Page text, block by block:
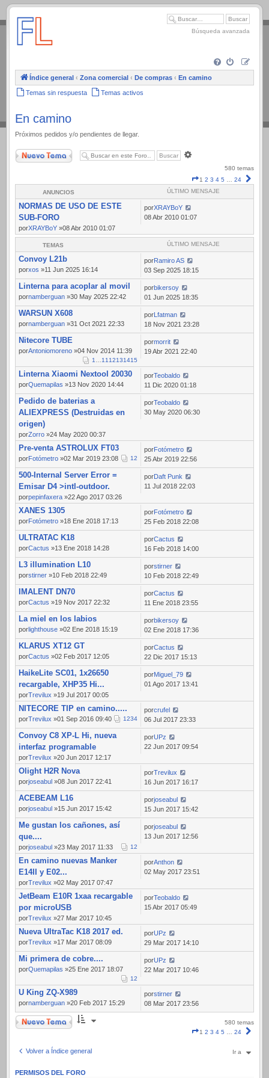
.
Búsqueda avanzada
Índice general ‹ Zona comercial ‹ De compras ‹ En camino
Temas sin respuesta Temas activos
En camino
Próximos pedidos y/o pendientes de llegar.
Nuevo Tema
580 temas
Página
1
1 2 3 4 5 … 24
ANUNCIOS ÚLTIMO MENSAJE
NORMAS DE USO DE ESTE
SUB-FORO
porXRAYBoY »08 Abr 2010 01:07
porXRAYBoY
08 Abr 2010 01:07
TEMAS ÚLTIMO MENSAJE
Convoy L21b
porxos »11 Jun 2025 16:14
porRamiro AS
03 Sep 2025 18:15
Linterna para acoplar al movil
pornamberguan »30 May 2025 22:42
porbikersoy
01 Jun 2025 18:35
WARSUN X608
pornamberguan »31 Oct 2021 22:33
por Lfatman
18 Nov 2021 23:28
Nitecore TUBE
porAntoniomoreno »04 Nov 2014 11:39
1…1112131415
pormorrit
19 Abr 2021 22:40
Linterna Xiaomi Nextool 20030
porQuemapilas »13 Nov 2020 14:44
porTeobaldo
11 Dic 2020 01:18
Pedido de baterias a
ALIEXPRESS (Destruidas en
origen)
porZorro »24 May 2020 00:37
porTeobaldo
30 May 2020 06:30
Pre-venta ASTROLUX FT03
porFotómetro »02 Mar 2019 23:08 12
porFotómetro
25 Abr 2019 22:56
500-Internal Server Error =
Emisar D4 >intl-outdoor.
porpepinfaxera »22 Ago 2017 03:26
porDaft Punk
11 Jul 2018 22:03
XANES 1305
porFotómetro »18 Ene 2018 17:13
porFotómetro
25 Feb 2018 22:08
ULTRATAC K18
porCactus »13 Ene 2018 14:28
porCactus
16 Feb 2018 14:00
L3 illumination L10
porstirner »10 Feb 2018 22:49
porstirner
10 Feb 2018 22:49
IMALENT DN70
porCactus »19 Nov 2017 22:32
porCactus
11 Ene 2018 23:55
La miel en los labios
porlighthouse »02 Ene 2018 15:19
porbikersoy
02 Ene 2018 17:36
KLARUS XT12 GT
porCactus »02 Feb 2017 12:05
porCactus
22 Dic 2017 15:13
HaikeLite SC01, 1x26650
recargable, XHP35 Hi...
porTrevilux »19 Jul 2017 00:05
porMiguel_79
01 Ago 2017 13:41
NITECORE TIP en camino.....
porTrevilux »01 Sep 2016 09:40 1234
porcrufel
06 Jul 2017 23:33
Convoy C8 XP-L Hi, nueva
interfaz programable
porTrevilux »20 Jun 2017 12:17
porUPz
22 Jun 2017 09:54
Olight H2R Nova
porjoseabul »08 Jun 2017 22:41
porTrevilux
16 Jun 2017 16:17
ACEBEAM L16
porjoseabul »15 Jun 2017 15:42
porjoseabul
15 Jun 2017 15:42
Me gustan los cañones, así
que....
porjoseabul »23 May 2017 11:33 12
porjoseabul
13 Jun 2017 12:56
En camino nuevas Manker
E14II y E02...
porTrevilux »02 May 2017 07:47
porAnthon
02 May 2017 23:51
JetBeam E10R 1xaa recargable
por microUSB
porTrevilux »27 Mar 2017 10:45
porTeobaldo
15 Abr 2017 05:49
Nueva UltraTac K18 2017 ed.
porTrevilux »17 Mar 2017 08:09
porUPz
29 Mar 2017 14:10
Mi primera de cobre....
porQuemapilas »25 Ene 2017 18:07
12
porUPz
22 Mar 2017 10:46
U King ZQ-X989
pornamberguan »20 Feb 2017 15:29
porstirner
08 Mar 2017 23:56
Nuevo Tema
580 temas
Página
1 2 3 4 5 … 24
Volver a Índice general Ir a
PERMISOS DEL FORO